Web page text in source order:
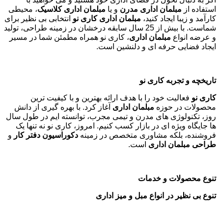
استفاده از مبلمان اداری مدرن و یا مبلمان اداری کلاسیک، محیطی
کارآمد و زیبا ایجاد کنید، مبلمان اداری کاری نو انتخابی بی نظیر برای
شماست. با بیش از 25 سال سابقه درخشان در زمینه طراحی، تولید
و عرضه انواع مبلمان اداری، کاری نو همراه مطمئن شما در مسیر
ایجاد فضایی حرفه ای و دلنشین است.
تاریخچه و تجربه کاری نو
کاری نو فعالیت خود را با هدف ارائه بهترین و با کیفیت ترین
محصولات در حوزه مبلمان اداری آغاز کرد. با بهره گیری از دانش
روز، تکنولوژی های مدرن و تیمی مجرب، توانسته ایم در طول سال
ها جایگاه ویژه ای در بازار کسب کنیم. امروز، کاری نو نه تنها یک
فروشنده، بلکه مشاوری متخصص در زمینه دکوراسیون دفتر کار و
طراحی مبلمان اداری است.
تنوع محصولات و خدمات
تنوع بی نظیر در انواع مبل و میز اداری